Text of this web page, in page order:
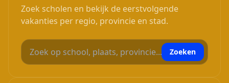
Zoek scholen en bekijk de eerstvolgende
vakanties per regio, provincie en stad.
🔎
Zoeken